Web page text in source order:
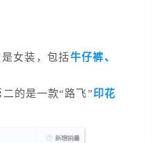
女装，包括牛仔裤、
的是一款“路飞”印花